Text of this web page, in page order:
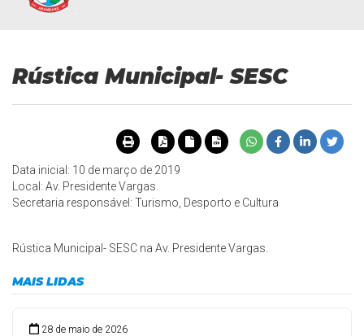
Rústica Municipal- SESC
Data inicial: 10 de março de 2019
Local: Av. Presidente Vargas.
Secretaria responsável: Turismo, Desporto e Cultura
Rústica Municipal- SESC na Av. Presidente Vargas.
MAIS LIDAS
28 de maio de 2026